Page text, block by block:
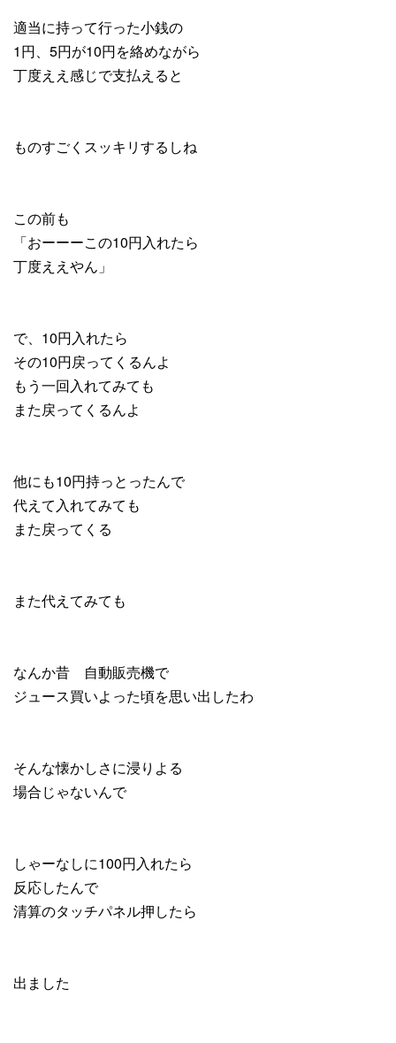
適当に持って行った小銭の
1円、5円が10円を絡めながら
丁度ええ感じで支払えると
ものすごくスッキリするしね
この前も
「おーーーこの10円入れたら
丁度ええやん」
で、10円入れたら
その10円戻ってくるんよ
もう一回入れてみても
また戻ってくるんよ
他にも10円持っとったんで
代えて入れてみても
また戻ってくる
また代えてみても
なんか昔 自動販売機で
ジュース買いよった頃を思い出したわ
そんな懐かしさに浸りよる
場合じゃないんで
しゃーなしに100円入れたら
反応したんで
清算のタッチパネル押したら
出ました